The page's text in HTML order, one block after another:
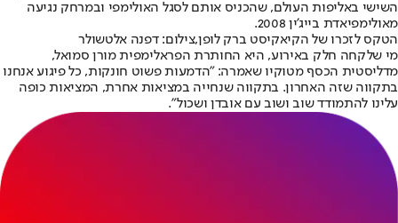
השישי באליפות העולם, שהכניס אותם לסגל האולימפי ובמרחק נגיעה
מאולימפיאדת בייג'ין 2008.
הטקס לזכרו של הקיאקיסט ברק לופן,צילום: דפנה אלטשולר
מי שלקחה חלק באירוע, היא החותרת הפראלימפית מורן סמואל,
מדליסטית הכסף מטוקיו שאמרה: "הדמעות פשוט חונקות, כל פיגוע אנחנו
בתקווה שזה האחרון. בתקווה שנחייה במציאות אחרת, המציאות כופה
עלינו להתמודד שוב ושוב עם אובדן ושכול".